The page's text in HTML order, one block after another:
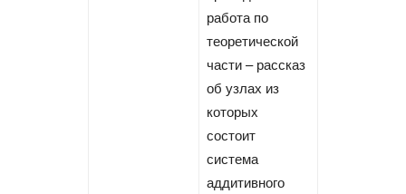
работа по
теоретической
части – рассказ
об узлах из
которых
состоит
система
аддитивного